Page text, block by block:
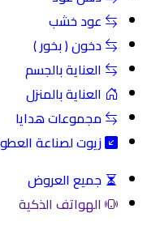
عود خشب
دخون ( بخور )
العناية بالجسم
العناية بالمنزل
مجموعات هدايا
زيوت لصناعة العطور
جميع العروض
الهواتف الذكية